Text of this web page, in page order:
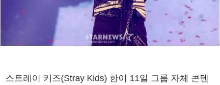
스트레이 키즈(Stray Kids) 한이 11일 그룹 자체 콘텐